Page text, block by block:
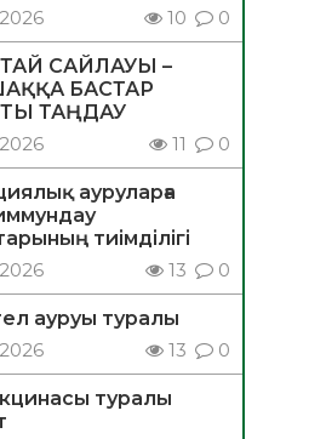
10 0
САЙЛАУЫ –
БАСТАР
ТАҢДАУ
11 0
ауруларға
тиімділігі
13 0
ауруы туралы
13 0
туралы